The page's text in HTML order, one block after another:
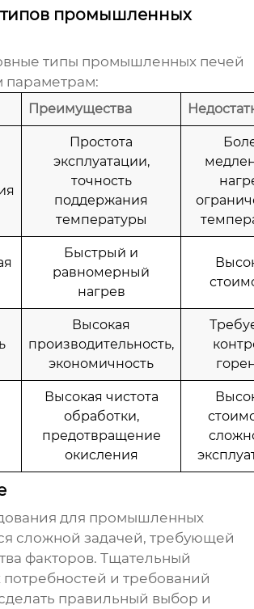
промышленных
типы промышленных печей
параметрам:
Преимущества
Простота
эксплуатации,
точность
поддержания
температуры
Быстрый и
равномерный
нагрев
Высокая
производительность,
экономичность
Высокая чистота
обработки,
предотвращение
окисления
для промышленных
сложной задачей, требующей
факторов. Тщательный
и требований
правильный выбор и